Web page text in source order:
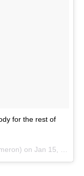
for the rest of
on Jan 15, 2017 at 6:42pm PST